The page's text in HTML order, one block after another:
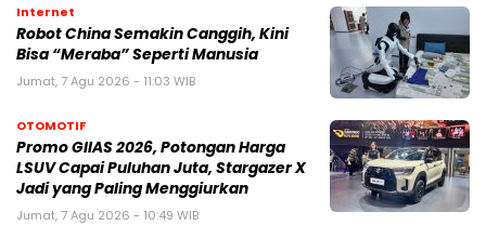
Internet
Robot China Semakin Canggih, Kini
Bisa “Meraba” Seperti Manusia
Jumat, 7 Agu 2026 - 11:03 WIB
OTOMOTIF
Promo GIIAS 2026, Potongan Harga
LSUV Capai Puluhan Juta, Stargazer X
Jadi yang Paling Menggiurkan
Jumat, 7 Agu 2026 - 10:49 WIB